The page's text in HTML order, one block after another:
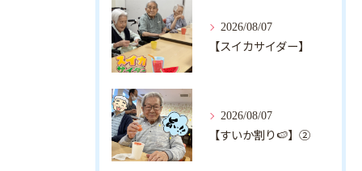
2026/08/07
【スイカサイダー】
2026/08/07
【すいか割り🍉】②